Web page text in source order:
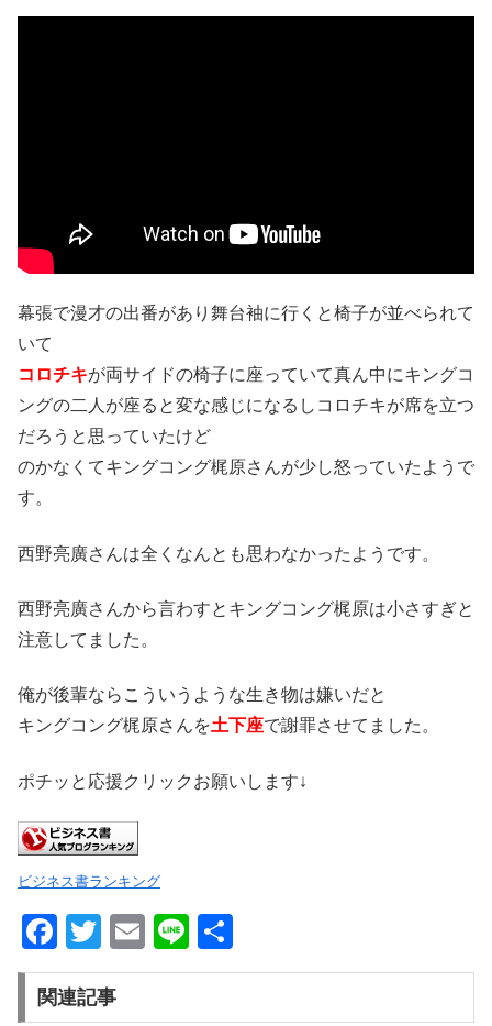
幕張で漫才の出番があり舞台袖に行くと椅子が並べられて
いて
コロチキが両サイドの椅子に座っていて真ん中にキングコ
ングの二人が座ると変な感じになるしコロチキが席を立つ
だろうと思っていたけど
のかなくてキングコング梶原さんが少し怒っていたようで
す。
西野亮廣さんは全くなんとも思わなかったようです。
西野亮廣さんから言わすとキングコング梶原は小さすぎと
注意してました。
俺が後輩ならこういうような生き物は嫌いだと
キングコング梶原さんを土下座で謝罪させてました。
ポチッと応援クリックお願いします↓
ビジネス書ランキング
F
a
c
T
wi
tt
E
m
Li
n
有
関連記事